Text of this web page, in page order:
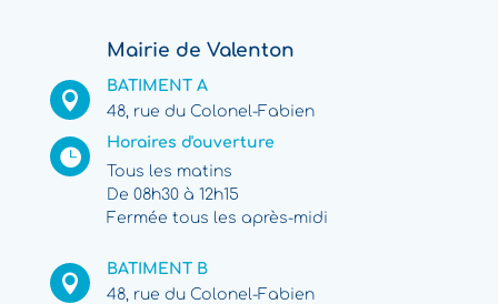
Mairie de Valenton

BATIMENT A
48, rue du Colonel-Fabien

Horaires d'ouverture
Tous les matins
De 08h30 à 12h15
Fermée tous les après-midi

BATIMENT B
48, rue du Colonel-Fabien